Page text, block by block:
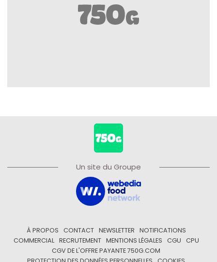
Un site du Groupe
À PROPOS CONTACT NEWSLETTER
NOTIFICATIONS
COMMERCIAL
RECRUTEMENT MENTIONS LÉGALES CGU
CPU
CGV DE L'OFFRE PAYANTE 750G.COM